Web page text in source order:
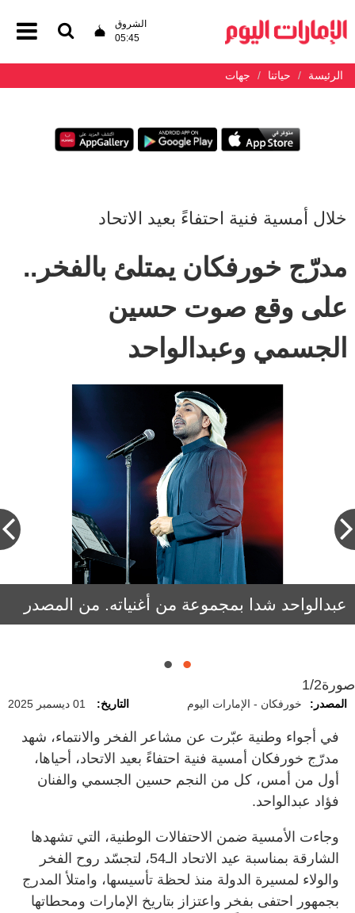
الشروق
05:45
الرئيسة حياتنا جهات
خلال أمسية فنية احتفاءً بعيد الاتحاد
مدرّج خورفكان يمتلئ بالفخر..
على وقع صوت حسين
الجسمي وعبدالواحد
عبدالواحد شدا بمجموعة من أغنياته. من المصدر
الجسمي قدّم باقة من أبرز أعماله في الحفل. من
المصدر
صورة1/2
المصدر: خورفكان - الإمارات اليوم التاريخ: 01 ديسمبر 2025
في أجواء وطنية عبّرت عن مشاعر الفخر والانتماء، شهد
مدرّج خورفكان أمسية فنية احتفاءً بعيد الاتحاد، أحياها،
أول من أمس، كل من النجم حسين الجسمي والفنان
فؤاد عبدالواحد.
وجاءت الأمسية ضمن الاحتفالات الوطنية، التي تشهدها
الشارقة بمناسبة عيد الاتحاد الـ54، لتجسّد روح الفخر
والولاء لمسيرة الدولة منذ لحظة تأسيسها، وامتلأ المدرج
بجمهور احتفى بفخر واعتزاز بتاريخ الإمارات ومحطاتها